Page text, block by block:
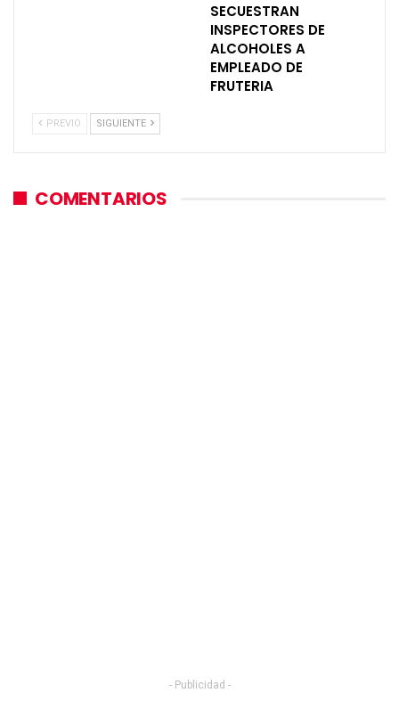
SECUESTRAN
INSPECTORES DE
ALCOHOLES A
EMPLEADO DE
FRUTERIA
PREVIO SIGUIENTE
COMENTARIOS
- Publicidad -